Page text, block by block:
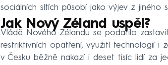
sociálních sítích působí jako výjev z jiného
Jak Nový Zéland uspěl?
Vládě Nového Zélandu se podařilo
restriktivních opatření, využití technologií i
v Česku běžně nakazí i deset tisíc lidí za